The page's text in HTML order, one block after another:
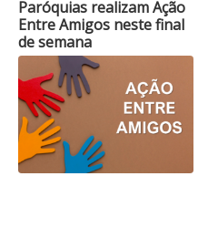
Paróquias realizam Ação
Entre Amigos neste final
de semana